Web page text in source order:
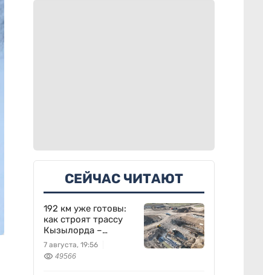
СЕЙЧАС ЧИТАЮТ
192 км уже готовы:
как строят трассу
Кызылорда –
Жезказган
7 августа, 19:56
49566